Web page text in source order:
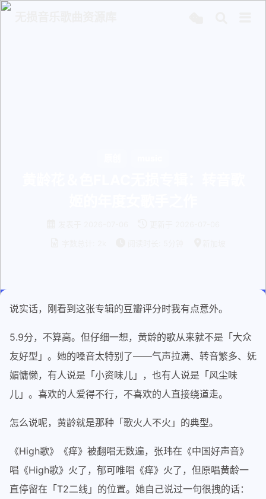
说实话，刚看到这张专辑的豆瓣评分时我有点意外。
5.9分，不算高。但仔细一想，黄龄的歌从来就不是「大众
友好型」。她的嗓音太特别了——气声拉满、转音繁多、妩
媚慵懒，有人说是「小资味儿」，也有人说是「风尘味
儿」。喜欢的人爱得不行，不喜欢的人直接绕道走。
怎么说呢，黄龄就是那种「歌火人不火」的典型。
《High歌》《痒》被翻唱无数遍，张玮在《中国好声音》
唱《High歌》火了，郁可唯唱《痒》火了，但原唱黄龄一
直停留在「T2二线」的位置。她自己说过一句很拽的话：